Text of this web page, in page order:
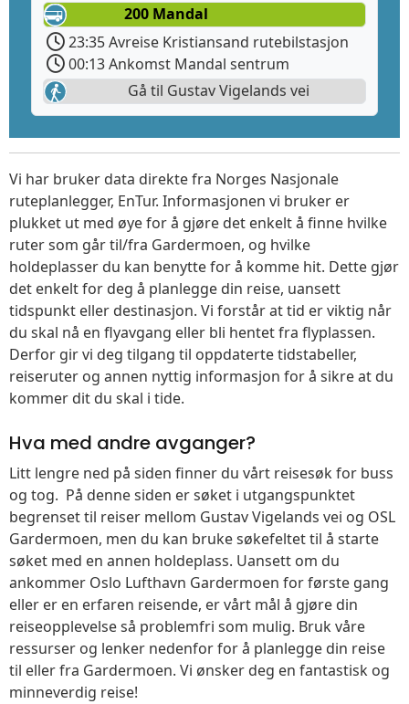
200 Mandal
23:35 Avreise Kristiansand rutebilstasjon
00:13 Ankomst Mandal sentrum
Gå til Gustav Vigelands vei
Vi har bruker data direkte fra Norges Nasjonale
ruteplanlegger, EnTur. Informasjonen vi bruker er
plukket ut med øye for å gjøre det enkelt å finne hvilke
ruter som går til/fra Gardermoen, og hvilke
holdeplasser du kan benytte for å komme hit. Dette gjør
det enkelt for deg å planlegge din reise, uansett
tidspunkt eller destinasjon. Vi forstår at tid er viktig når
du skal nå en flyavgang eller bli hentet fra flyplassen.
Derfor gir vi deg tilgang til oppdaterte tidstabeller,
reiseruter og annen nyttig informasjon for å sikre at du
kommer dit du skal i tide.
Hva med andre avganger?
Litt lengre ned på siden finner du vårt reisesøk for buss
og tog. På denne siden er søket i utgangspunktet
begrenset til reiser mellom Gustav Vigelands vei og OSL
Gardermoen, men du kan bruke søkefeltet til å starte
søket med en annen holdeplass. Uansett om du
ankommer Oslo Lufthavn Gardermoen for første gang
eller er en erfaren reisende, er vårt mål å gjøre din
reiseopplevelse så problemfri som mulig. Bruk våre
ressurser og lenker nedenfor for å planlegge din reise
til eller fra Gardermoen. Vi ønsker deg en fantastisk og
minneverdig reise!